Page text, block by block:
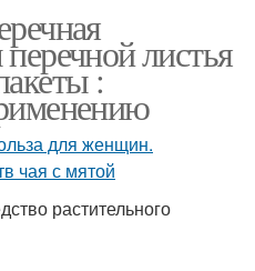
листья
:
растительного